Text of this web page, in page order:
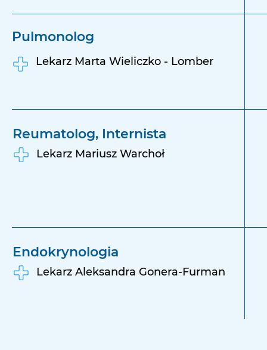
Reumatolog, Internista
Endokrynologia
Lekarz Mariusz Warchoł
Lekarz Aleksandra Gonera-Furman
Pulmonolog
Lekarz Marta Wieliczko - Lomber